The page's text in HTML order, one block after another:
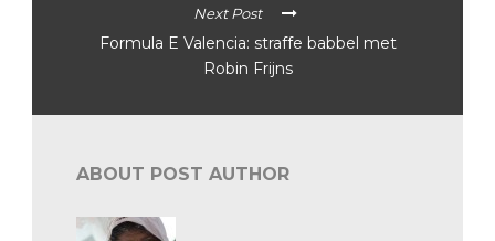
Next Post
Formula E Valencia: straffe babbel met
Robin Frijns
ABOUT POST AUTHOR